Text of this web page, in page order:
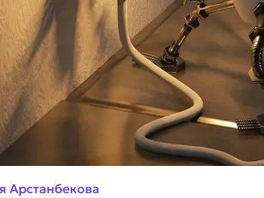
Арстанбекова